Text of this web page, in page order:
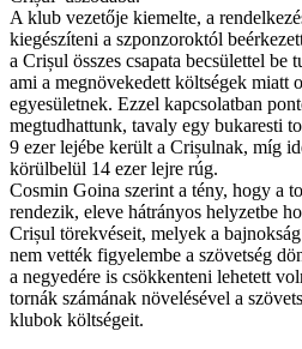
A klub vezetője kiemelte, a
kiegészíteni a szponzoroktól
a Crișul összes csapata becsülettel be
ami a megnövekedett költségek miatt
egyesületnek. Ezzel kapcsolatban
megtudhattunk, tavaly egy bukaresti
9 ezer lejébe került a Crișulnak, míg
körülbelül 14 ezer lejre rúg.
Cosmin Goina szerint a tény, hogy a
rendezik, eleve hátrányos helyzetbe
Crișul törekvéseit, melyek a
nem vették figyelembe a szövetség
a negyedére is csökkenteni lehetett
tornák számának növelésével a
klubok költségeit.